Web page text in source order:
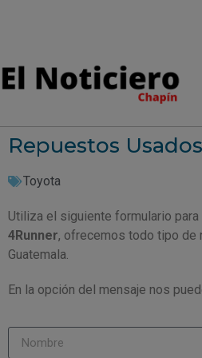
Repuestos
Toyota
Utiliza el siguiente formulario para
4Runner, ofrecemos todo tipo de
Guatemala.
En la opción del mensaje nos